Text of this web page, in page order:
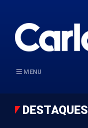
MENU
DESTAQUES